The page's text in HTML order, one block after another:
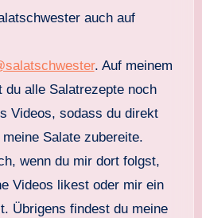
auch auf
. Auf meinem
du alle Salatrezepte noch
Videos, sodass du direkt
Salate zubereite.
wenn du mir dort folgst,
Videos likest oder mir ein
Übrigens findest du meine